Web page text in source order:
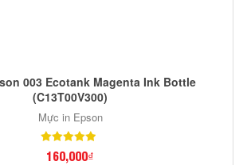
003 Ecotank Magenta Ink Bottle
(C13T00V300)
Mực in Epson
160,000₫